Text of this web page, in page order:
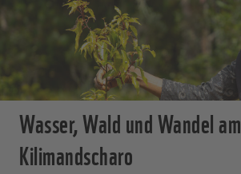
Wasser, Wald und Wandel am
Kilimandscharo